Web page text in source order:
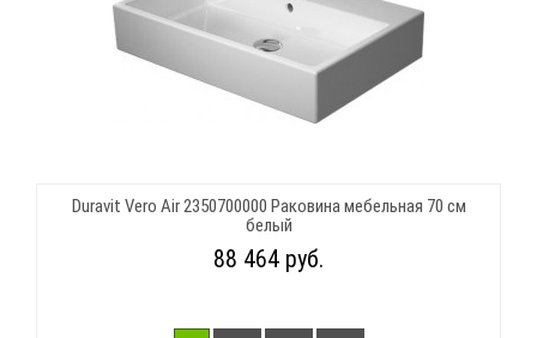
Duravit Vero Air 2350700000 Раковина мебельная 70 см
белый
88 464 руб.